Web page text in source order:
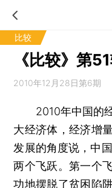
比较
《比较》第
2010年12月28日第6期
2010年中国的经
大经济体，经济增
发展的角度说，中
两个飞跃。第一个
功地摆脱了贫困陷